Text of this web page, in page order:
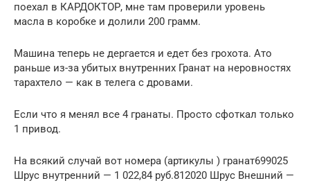
поехал в КАРДОКТОР, мне там проверили уровень
масла в коробке и долили 200 грамм.
Машина теперь не дергается и едет без грохота. Ато
раньше из-за убитых внутренних Гранат на неровностях
тарахтело — как в телега с дровами.
Если что я менял все 4 гранаты. Просто сфоткал только
1 привод.
На всякий случай вот номера (артикулы ) гранат699025
Шрус внутренний — 1 022,84 руб.812020 Шрус Внешний —